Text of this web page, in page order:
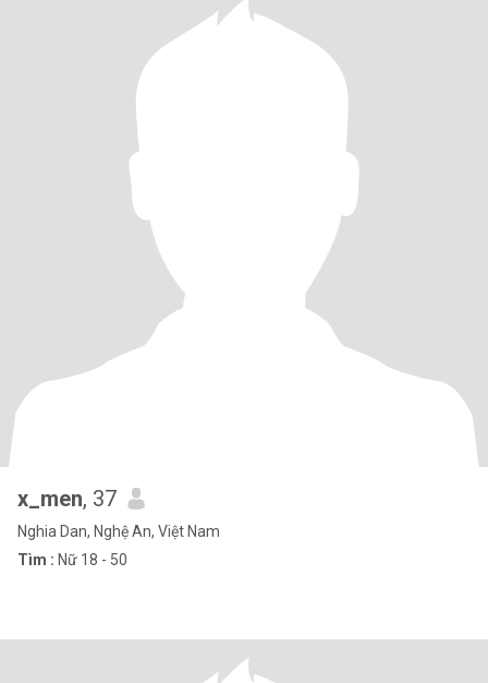
x_men, 37
Nghia Dan, Nghệ An, Việt Nam
Tìm : Nữ 18 - 50